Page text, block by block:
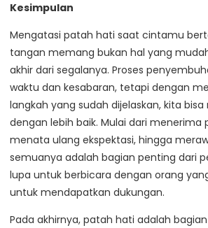
Kesimpulan
Mengatasi patah hati saat cintamu
tangan memang bukan hal yang
akhir dari segalanya. Proses
waktu dan kesabaran, tetapi dengan
langkah yang sudah dijelaskan, kita
dengan lebih baik. Mulai dari menerima
menata ulang ekspektasi, hingga
semuanya adalah bagian penting dari
lupa untuk berbicara dengan orang
untuk mendapatkan dukungan.
Pada akhirnya, patah hati adalah